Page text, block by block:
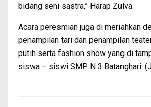
bidang seni sastra,” Harap Zulva.
Acara peresmian juga di meriahkan
penampilan tari dan penampilan
putih serta fashion show yang di
siswa – siswi SMP N 3 Batanghari.